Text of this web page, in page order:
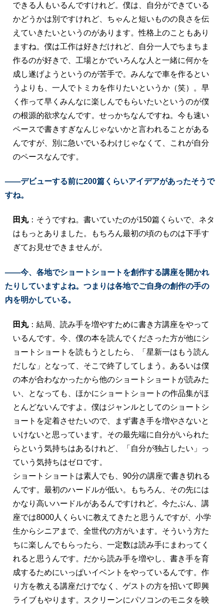
できる人もいるんですけれど。僕は、自分ができている
かどうかは別ですけれど、ちゃんと短いものの良さを伝
えていきたいというのがあります。性格上のこともあり
ますね。僕は工作は好きだけれど、自分一人でちまちま
作るのが好きで、工場とかでいろんな人と一緒に何かを
成し遂げようというのが苦手で。みんなで車を作るとい
うよりも、一人でトミカを作りたいというか（笑）。早
く作って早くみんなに楽しんでもらいたいというのが僕
の根源的欲求なんです。せっかちなんですね。今も速い
ペースで書きすぎなんじゃないかと言われることがある
んですが、別に急いでいるわけじゃなくて、これが自分
のペースなんです。
――デビューする前に200篇くらいアイデアがあったそうで
すね。
田丸：そうですね。書いていたのが150篇くらいで、ネタ
はもっとありました。もちろん最初の頃のものは下手す
ぎてお見せできませんが。
――今、各地でショートショートを創作する講座を開かれ
たりしていますよね。つまりは各地でご自身の創作の手の
内を明かしている。
田丸：結局、読み手を増やすために書き方講座をやって
いるんです。今、僕の本を読んでくださった方が他にシ
ョートショートを読もうとしたら、「星新一はもう読ん
だしな」となって、そこで終了してしまう。あるいは僕
の本が合わなかったから他のショートショートが読みた
い、となっても、ほかにショートショートの作品集がほ
とんどないんですよ。僕はジャンルとしてのショートシ
ョートを定着させたいので、まず書き手を増やさないと
いけないと思っています。その最先端に自分がいられた
らという気持ちはあるけれど、「自分が独占したい」っ
ていう気持ちはゼロです。
ショートショートは素人でも、90分の講座で書き切れる
んです。最初のハードルが低い。もちろん、その先には
かなり高いハードルがあるんですけれど。今たぶん、講
座では8000人くらいに教えてきたと思うんですが、小学
生からシニアまで、全世代の方がいます。そういう方た
ちに楽しんでもらったら、一定数は読み手にまわってく
れると思うんです。だから読み手を増やし、書き手を育
成するためにいっぱいイベントをやっているんです。作
り方を教える講座だけでなく、ゲストの方を招いて即興
ライブもやります。スクリーンにパソコンのモニタを映